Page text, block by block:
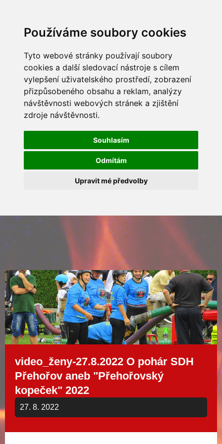
Používáme soubory cookies
Tyto webové stránky používají soubory
cookies a další sledovací nástroje s cílem
vylepšení uživatelského prostředí, zobrazení
přizpůsobeného obsahu a reklam, analýzy
návštěvnosti webových stránek a zjištění
zdroje návštěvnosti.
Souhlasím
Odmítám
Upravit mé předvolby
video_ženy-27.8.2022 O pohár SDH
Přehořov aneb "Přehořovský
kopeček" 2022
27. 8. 2022